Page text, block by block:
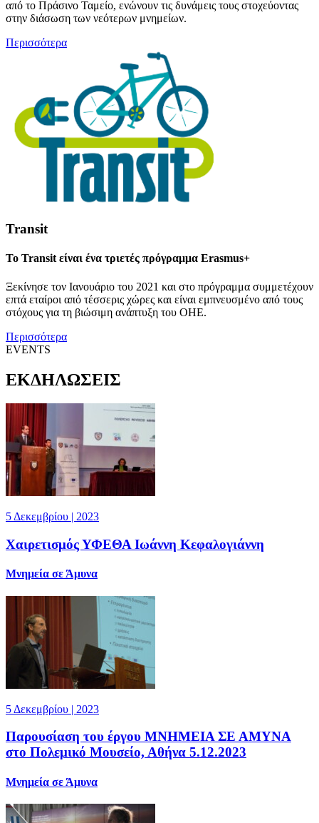
από το Πράσινο Ταμείο, ενώνουν τις δυνάμεις τους στοχεύοντας
στην διάσωση των νεότερων μνημείων.
Περισσότερα
Transit
Το Transit είναι ένα τριετές πρόγραμμα Erasmus+
Ξεκίνησε τον Ιανουάριο του 2021 και στο πρόγραμμα συμμετέχουν
επτά εταίροι από τέσσερις χώρες και είναι εμπνευσμένο από τους
στόχους για τη βιώσιμη ανάπτυξη του ΟΗΕ.
Περισσότερα
EVENTS
ΕΚΔΗΛΩΣΕΙΣ
5 Δεκεμβρίου | 2023
Χαιρετισμός ΥΦΕΘΑ Ιωάννη Κεφαλογιάννη
Μνημεία σε Άμυνα
5 Δεκεμβρίου | 2023
Παρουσίαση του έργου ΜΝΗΜΕΙΑ ΣΕ ΑΜΥΝΑ
στο Πολεμικό Μουσείο, Αθήνα 5.12.2023
Μνημεία σε Άμυνα